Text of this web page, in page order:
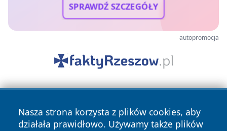
SPRAWDŹ SZCZEGÓŁY
autopromocja
Nasza strona korzysta z plików cookies, aby
działała prawidłowo. Używamy także plików